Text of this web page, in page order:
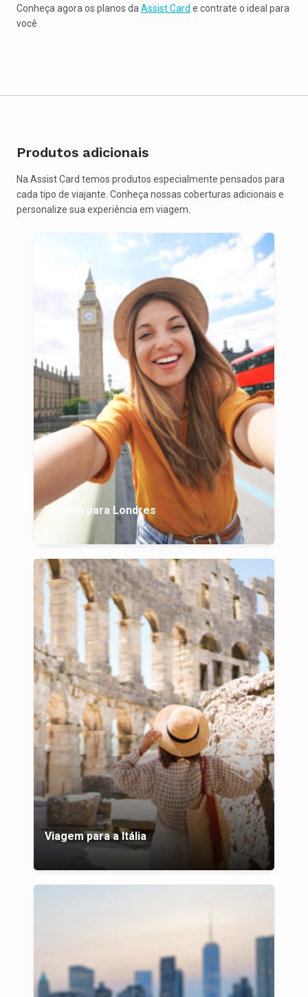
Conheça agora os planos da Assist Card e contrate o ideal para
você
Produtos adicionais
Na Assist Card temos produtos especialmente pensados para
cada tipo de viajante. Conheça nossas coberturas adicionais e
personalize sua experiência em viagem.
Viagem para Londres
Viagem para a Itália